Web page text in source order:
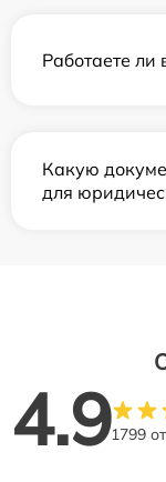
Работаете ли
Какую
для
4.91799